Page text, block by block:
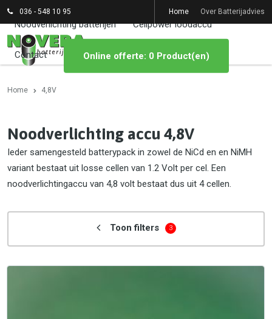
036 - 548 10 95 Home Over Batterijadvies
Noodverlichting batterijen Cellpower loodaccu
Contact Online offerte: 0 Product(en)
Home 4,8V
Noodverlichting accu 4,8V
Ieder samengesteld batterypack in zowel de NiCd en en NiMH
variant bestaat uit losse cellen van 1.2 Volt per cel. Een
noodverlichtingaccu van 4,8 volt bestaat dus uit 4 cellen.
Toon filters 3